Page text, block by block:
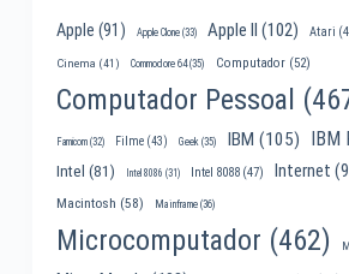
Apple (91) Apple Clone(33) Apple II (102) Atari
Cinema (41) Commodore 64(35) Computador(52)
Computador Pessoal
Famicom(32) Filme(43) Geek(35) IBM (105) IBM
Intel (81) Intel 8086 (31) Intel 8088(47) Internet
Macintosh (58) Mainframe(36)
Microcomputador (462)